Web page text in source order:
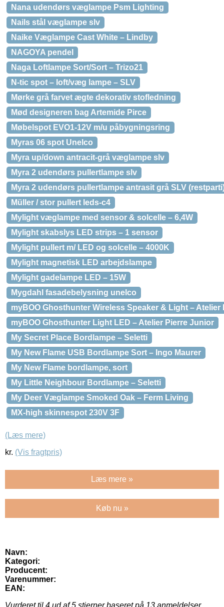
Nana udendørs væglampe Psm Lighting
Nails stål væglampe slv
Naike Væglampe Cast White – Lindby
NAGOYA pendel
Naga Loftlampe Sort/Sort – Trizo21
N-tic spot – loft/væg lampe – SLV
Mørke grå farvet ægte dekorativ stofledning
Mød designeren bag Artemide Pirce
Møbelspot EVO1-12V m/u påbygningsring
Myras 06 spot Unelco
Myra up/down antracit-grå væglampe slv
Myra 2 udendørs pullertlampe slv
Myra 2 udendørs pullertlampe antrasit grå SLV
Müller / stor pullert leds-c4
Mylight væglampe med sensor & solcelle – 6,4W
Mylight skabslys LED strips – 1 sensor
Mylight pullert m/ LED og solcelle – 4000K
Mylight magnetisk LED arbejdslampe
Mylight gadelampe LED – 15W
Mygdahl fasadebelysning unelco
myBOO Ghosthunter Wireless Speaker & Light – Atelier
myBOO Ghosthunter Light LED – Atelier Pierre Junior
My Secret Place Bordlampe – Seletti
My New Flame USB Bordlampe Sort – Ingo Maurer
My New Flame bordlampe, sort
My Little Neighbour Bordlampe – Seletti
My Deer Væglampe Smoked Oak – Ferm Living
MX-high skinnespot 230V 3F
(Læs mere)
kr. (Vis fragtpris)
Læs mere »
Køb nu »
Navn:
Kategori:
Producent:
Varenummer:
EAN: